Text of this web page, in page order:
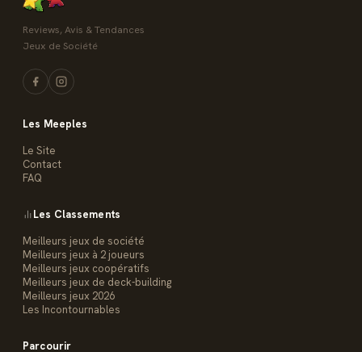
Reviews, Avis & Tendances
Jeux de Société
Les Meeples
Le Site
Contact
FAQ
Les Classements
Meilleurs jeux de société
Meilleurs jeux à 2 joueurs
Meilleurs jeux coopératifs
Meilleurs jeux de deck-building
Meilleurs jeux 2026
Les Incontournables
Parcourir